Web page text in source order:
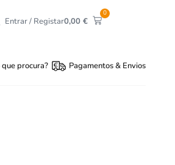
Entrar / Registar0,00€
0
procura? Pagamentos & Envios